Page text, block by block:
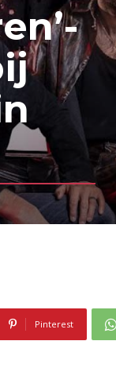
Pinterest